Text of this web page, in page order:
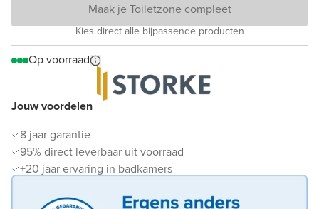
Jouw voordelen
8 jaar garantie
95% direct leverbaar uit voorraad
+20 jaar ervaring in badkamers
Maak je Toiletzone compleet
Kies direct alle bijpassende producten
Op voorraad